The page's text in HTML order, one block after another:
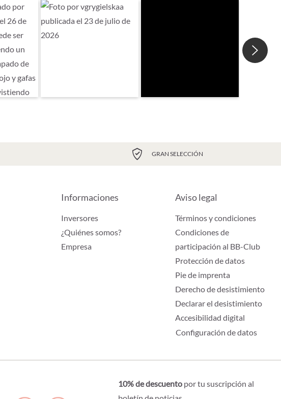
GRAN SELECCIÓN
Informaciones
Inversores
¿Quiénes somos?
Empresa
Aviso legal
Términos y condiciones
Condiciones de
participación al BB-Club
Protección de datos
Pie de imprenta
Derecho de desistimiento
Declarar el desistimiento
Accesibilidad digital
Configuración de datos
10% de descuento por tu suscripción al